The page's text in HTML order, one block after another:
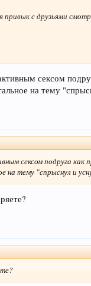
привык с друзьями
с друзьями ходить
с друзьями ходить в
сексом
на тему
сексом подруга
на тему "спрыснул и